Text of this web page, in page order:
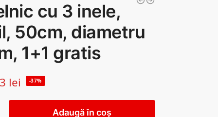
cu 3 inele,
50cm, diametru
1+1 gratis
lei -37%
Adaugă în coș